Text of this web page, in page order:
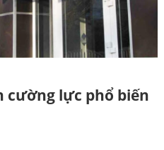
cường lực phổ biến